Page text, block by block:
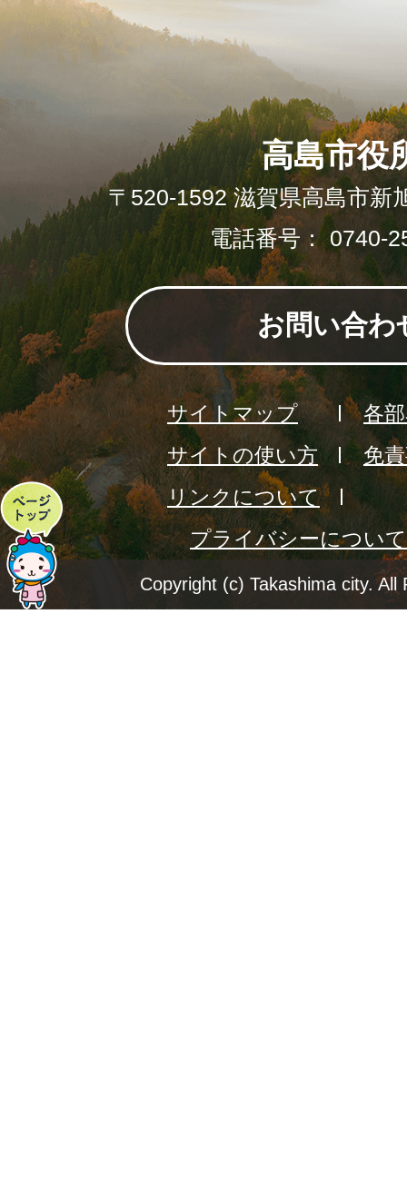
ペ
ー
ジ
高島市役
〒520-1592 滋賀県高島市新
電話番号： 0740-
お問い合わ
サイトマップ
各
サイトの使い方
免
リンクについて
プライバシーについて
Copyright (c) Takashima city. All